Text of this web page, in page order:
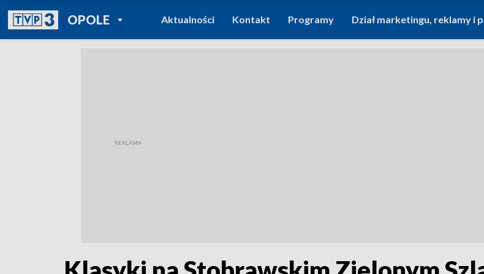
OPOLEPOWRÓT DO
TVP REGIONY
Aktualności Kontakt Programy Dział marketingu, reklamy i